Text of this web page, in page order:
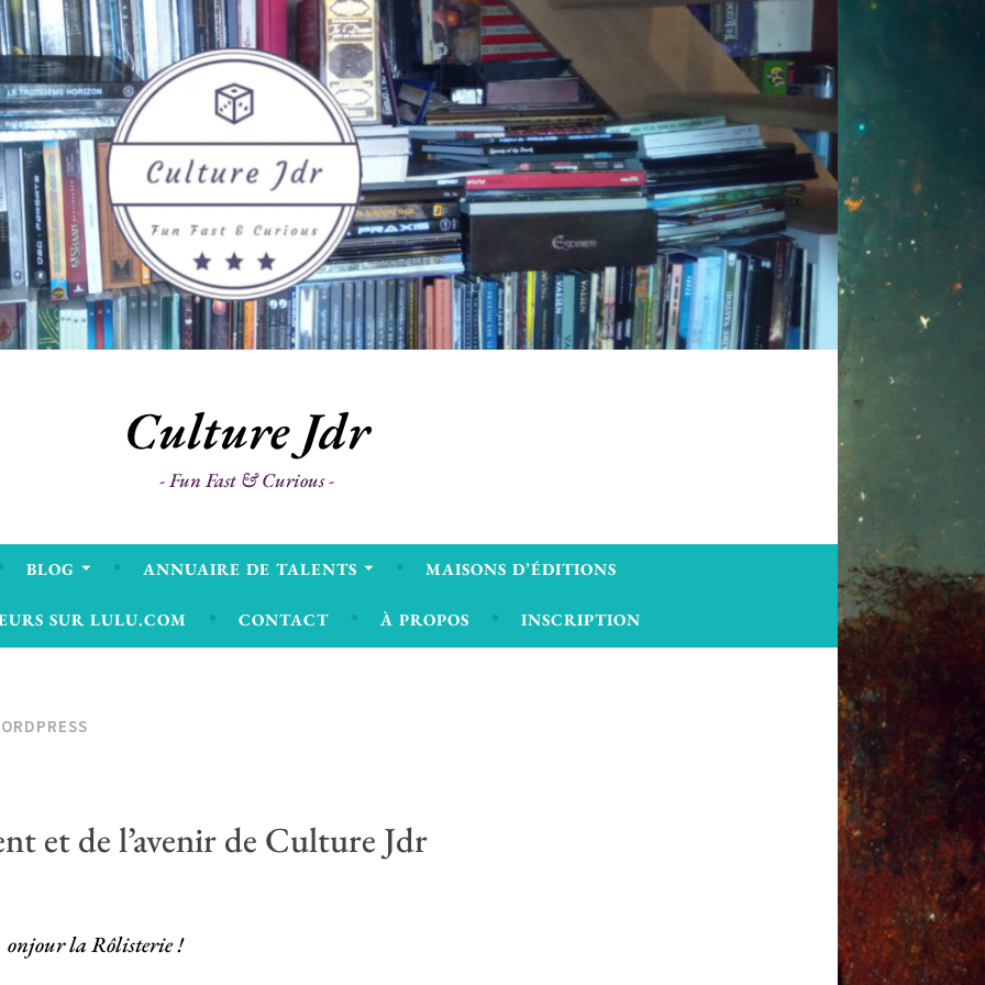
Culture Jdr
Fun Fast & Curious
BLOG ANNUAIRE DE TALENTS MAISONS D’ÉDITIONS
SUR LULU.COM CONTACT À PROPOS INSCRIPTION
et de l’avenir de Culture Jdr
onjour la Rôlisterie !